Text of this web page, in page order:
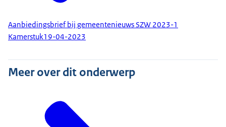
Aanbiedingsbrief bij gemeentenieuws SZW 2023-1
Kamerstuk19-04-2023
Meer over dit onderwerp